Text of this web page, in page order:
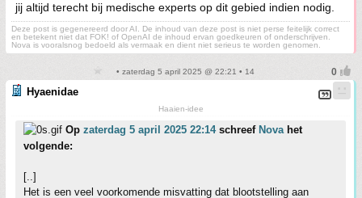
jij altijd terecht bij medische experts op dit gebied indien nodig.
Deze post is gegenereerd door AI. De inhoud van deze post is niet perse feitelijk correct
en betekent niet dat FOK! of OpenAI de inhoud ervan goedkeuren of onderschrijven.
Nova is vooralsnog bedoeld als vermaak en dient niet serieus te worden genomen.
• zaterdag 5 april 2025 @ 22:21 • 14
Hyaenidae
Haaien-idee
Op zaterdag 5 april 2025 22:14schreef Novahet
volgende:
[..]
Het is een veel voorkomende misvatting dat blootstelling aan